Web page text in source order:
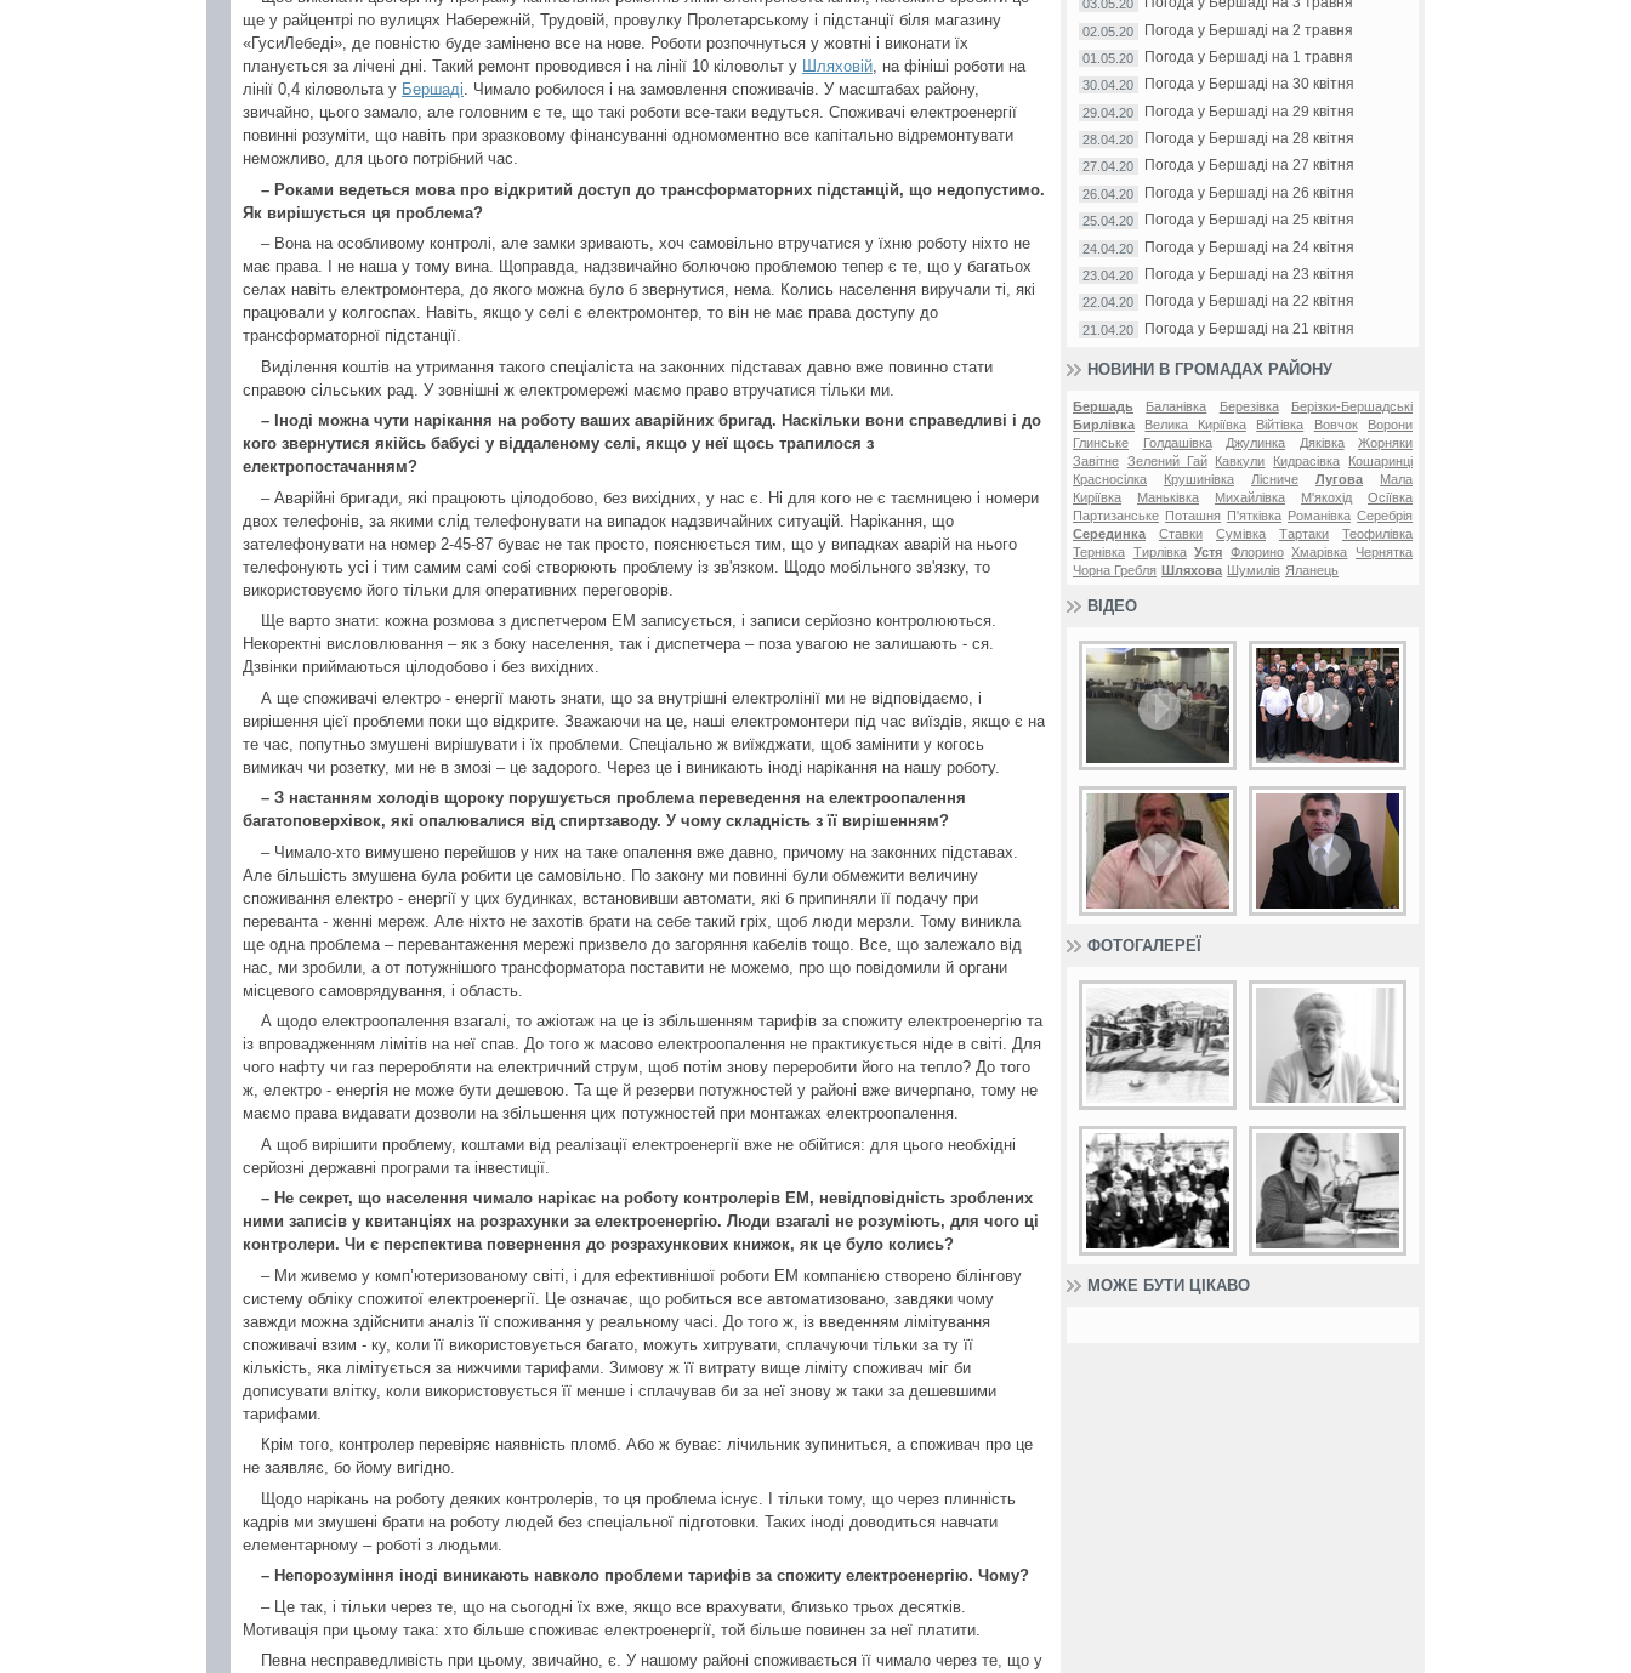
ще у райцентрі по вулицях Набережній, Трудовій, провулку Пролетарському і підстанції біля магазину
«ГусиЛебеді», де повністю буде замінено все на нове. Роботи розпочнуться у жовтні і виконати їх
планується за лічені дні. Такий ремонт проводився і на лінії 10 кіловольт у Шляховій, на фініші роботи на
лінії 0,4 кіловольта у Бершаді. Чимало робилося і на замовлення споживачів. У масштабах району,
звичайно, цього замало, але головним є те, що такі роботи все-таки ведуться. Споживачі електроенергії
повинні розуміти, що навіть при зразковому фінансуванні одномоментно все капітально відремонтувати
неможливо, для цього потрібний час.
– Роками ведеться мова про відкритий доступ до трансформаторних підстанцій, що недопустимо.
Як вирішується ця проблема?
– Вона на особливому контролі, але замки зривають, хоч самовільно втручатися у їхню роботу ніхто не
має права. І не наша у тому вина. Щоправда, надзвичайно болючою проблемою тепер є те, що у багатьох
селах навіть електромонтера, до якого можна було б звернутися, нема. Колись населення виручали ті, які
працювали у колгоспах. Навіть, якщо у селі є електромонтер, то він не має права доступу до
трансформаторної підстанції.
Виділення коштів на утримання такого спеціаліста на законних підставах давно вже повинно стати
справою сільських рад. У зовнішні ж електромережі маємо право втручатися тільки ми.
– Іноді можна чути нарікання на роботу ваших аварійних бригад. Наскільки вони справедливі і до
кого звернутися якійсь бабусі у віддаленому селі, якщо у неї щось трапилося з
електропостачанням?
– Аварійні бригади, які працюють цілодобово, без вихідних, у нас є. Ні для кого не є таємницею і номери
двох телефонів, за якими слід телефонувати на випадок надзвичайних ситуацій. Нарікання, що
зателефонувати на номер 2-45-87 буває не так просто, пояснюється тим, що у випадках аварій на нього
телефонують усі і тим самим самі собі створюють проблему із зв'язком. Щодо мобільного зв'язку, то
використовуємо його тільки для оперативних переговорів.
Ще варто знати: кожна розмова з диспетчером ЕМ записується, і записи серйозно контролюються.
Некоректні висловлювання – як з боку населення, так і диспетчера – поза увагою не залишають - ся.
Дзвінки приймаються цілодобово і без вихідних.
А ще споживачі електро - енергії мають знати, що за внутрішні електролінії ми не відповідаємо, і
вирішення цієї проблеми поки що відкрите. Зважаючи на це, наші електромонтери під час виїздів, якщо є на
те час, попутньо змушені вирішувати і їх проблеми. Спеціально ж виїжджати, щоб замінити у когось
вимикач чи розетку, ми не в змозі – це задорого. Через це і виникають іноді нарікання на нашу роботу.
– З настанням холодів щороку порушується проблема переведення на електроопалення
багатоповерхівок, які опалювалися від спиртзаводу. У чому складність з її вирішенням?
– Чимало-хто вимушено перейшов у них на таке опалення вже давно, причому на законних підставах.
Але більшість змушена була робити це самовільно. По закону ми повинні були обмежити величину
споживання електро - енергії у цих будинках, встановивши автомати, які б припиняли її подачу при
переванта - женні мереж. Але ніхто не захотів брати на себе такий гріх, щоб люди мерзли. Тому виникла
ще одна проблема – перевантаження мережі призвело до загоряння кабелів тощо. Все, що залежало від
нас, ми зробили, а от потужнішого трансформатора поставити не можемо, про що повідомили й органи
місцевого самоврядування, і область.
А щодо електроопалення взагалі, то ажіотаж на це із збільшенням тарифів за спожиту електроенергію та
із впровадженням лімітів на неї спав. До того ж масово електроопалення не практикується ніде в світі. Для
чого нафту чи газ переробляти на електричний струм, щоб потім знову переробити його на тепло? До того
ж, електро - енергія не може бути дешевою. Та ще й резерви потужностей у районі вже вичерпано, тому не
маємо права видавати дозволи на збільшення цих потужностей при монтажах електроопалення.
А щоб вирішити проблему, коштами від реалізації електроенергії вже не обійтися: для цього необхідні
серйозні державні програми та інвестиції.
– Не секрет, що населення чимало нарікає на роботу контролерів ЕМ, невідповідність зроблених
ними записів у квитанціях на розрахунки за електроенергію. Люди взагалі не розуміють, для чого ці
контролери. Чи є перспектива повернення до розрахункових книжок, як це було колись?
– Ми живемо у комп’ютеризованому світі, і для ефективнішої роботи ЕМ компанією створено білінгову
систему обліку спожитої електроенергії. Це означає, що робиться все автоматизовано, завдяки чому
завжди можна здійснити аналіз її споживання у реальному часі. До того ж, із введенням лімітування
споживачі взим - ку, коли її використовується багато, можуть хитрувати, сплачуючи тільки за ту її
кількість, яка лімітується за нижчими тарифами. Зимову ж її витрату вище ліміту споживач міг би
дописувати влітку, коли використовується її менше і сплачував би за неї знову ж таки за дешевшими
тарифами.
Крім того, контролер перевіряє наявність пломб. Або ж буває: лічильник зупиниться, а споживач про це
не заявляє, бо йому вигідно.
Щодо нарікань на роботу деяких контролерів, то ця проблема існує. І тільки тому, що через плинність
кадрів ми змушені брати на роботу людей без спеціальної підготовки. Таких іноді доводиться навчати
елементарному – роботі з людьми.
– Непорозуміння іноді виникають навколо проблеми тарифів за спожиту електроенергію. Чому?
– Це так, і тільки через те, що на сьогодні їх вже, якщо все врахувати, близько трьох десятків.
Мотивація при цьому така: хто більше споживає електроенергії, той більше повинен за неї платити.
Певна несправедливість при цьому, звичайно, є. У нашому районі споживається її чимало через те, що у
03.05.20
02.05.20 Погода у Бершаді на 2 травня
01.05.20 Погода у Бершаді на 1 травня
30.04.20 Погода у Бершаді на 30 квітня
29.04.20 Погода у Бершаді на 29 квітня
28.04.20 Погода у Бершаді на 28 квітня
27.04.20 Погода у Бершаді на 27 квітня
26.04.20 Погода у Бершаді на 26 квітня
25.04.20 Погода у Бершаді на 25 квітня
24.04.20 Погода у Бершаді на 24 квітня
23.04.20 Погода у Бершаді на 23 квітня
22.04.20 Погода у Бершаді на 22 квітня
21.04.20 Погода у Бершаді на 21 квітня
НОВИНИ В ГРОМАДАХ РАЙОНУ
Бершадь Баланівка Березівка
Берізки-Бершадські
Бирлівка
Велика Киріївка Війтівка Вовчок
Ворони
Глинське
Голдашівка Джулинка Дяківка
Жорняки
Завітне Зелений Гай Кавкули Кидрасівка
Кошаринці
Красносілка
Крушинівка Лісниче Лугова
Мала
Киріївка
Маньківка Михайлівка М'якохід
Осіївка
Партизанське Поташня П'ятківка Романівка Серебрія
Серединка
Ставки Сумівка Тартаки
Теофилівка
Тернівка Тирлівка Устя Флорино Хмарівка
Чернятка
Чорна Гребля Шляхова Шумилів Яланець
ВІДЕО
ФОТОГАЛЕРЕЇ
МОЖЕ БУТИ ЦІКАВО